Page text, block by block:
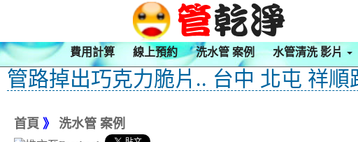
費用計算 線上預約 洗水管 案例 水管清洗 影片
管路掉出巧克力脆片.. 台中 北屯 祥順
首頁 》 洗水管 案例